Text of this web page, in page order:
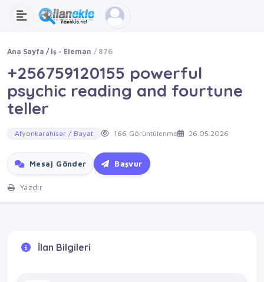
Ana Sayfa İş - Eleman 876
+256759120155 powerful
psychic reading and fourtune
teller
Afyonkarahisar / Bayat 166 Görüntülenme 26.05.2026
Mesaj Gönder Başvur
Yazdır
İlan Bilgileri